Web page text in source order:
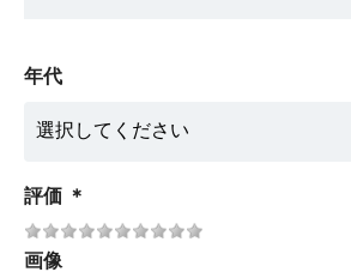
年代
評価 ＊
画像